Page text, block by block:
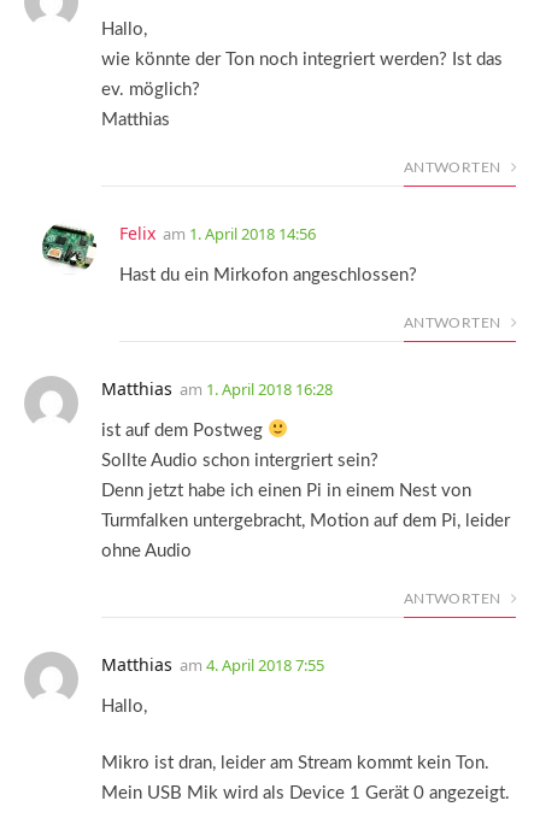
Hallo,
wie könnte der Ton noch integriert werden? Ist das
ev. möglich?
Matthias
ANTWORTEN
Felix am 1. April 2018 14:56
Hast du ein Mirkofon angeschlossen?
ANTWORTEN
Matthias am 1. April 2018 16:28
ist auf dem Postweg
Sollte Audio schon intergriert sein?
Denn jetzt habe ich einen Pi in einem Nest von
Turmfalken untergebracht, Motion auf dem Pi, leider
ohne Audio
ANTWORTEN
Matthias am 4. April 2018 7:55
Hallo,
Mikro ist dran, leider am Stream kommt kein Ton.
Mein USB Mik wird als Device 1 Gerät 0 angezeigt.